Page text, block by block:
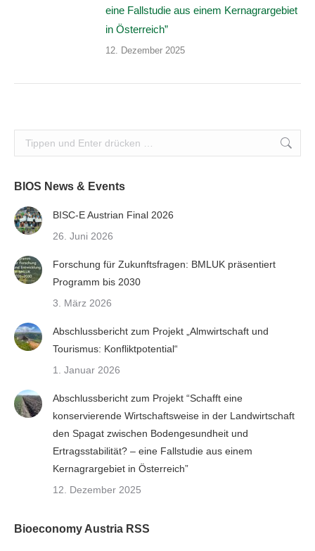
eine Fallstudie aus einem Kernagrargebiet
in Österreich”
12. Dezember 2025
Search:
BIOS News & Events
BISC-E Austrian Final 2026
26. Juni 2026
Forschung für Zukunftsfragen: BMLUK präsentiert
Programm bis 2030
3. März 2026
Abschlussbericht zum Projekt „Almwirtschaft und
Tourismus: Konfliktpotential“
1. Januar 2026
Abschlussbericht zum Projekt “Schafft eine
konservierende Wirtschaftsweise in der Landwirtschaft
den Spagat zwischen Bodengesundheit und
Ertragsstabilität? – eine Fallstudie aus einem
Kernagrargebiet in Österreich”
12. Dezember 2025
Bioeconomy Austria RSS